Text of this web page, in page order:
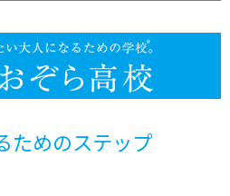
ためのステップ